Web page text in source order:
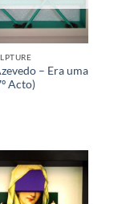
– Era uma
Acto)